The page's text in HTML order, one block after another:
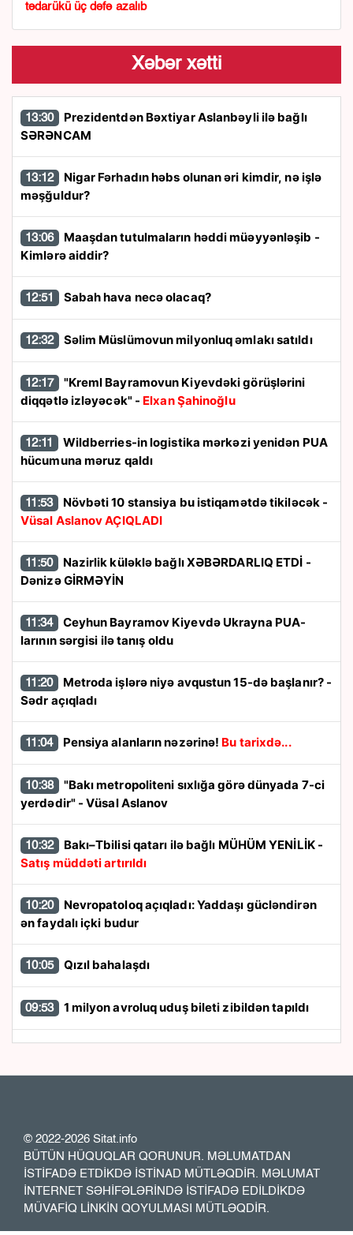
tədarükü üç dəfə azalıb
Xəbər xətti
13:30
SƏRƏNCAM
13:12
məşğuldur?
13:06
Kimlərə aiddir?
12:51 Sabah hava necə olacaq?
12:32 Səlim Müslümovun milyonluq əmlakı satıldı
12:17
diqqətlə izləyəcək" - Elxan Şahinoğlu
12:11
hücumuna məruz qaldı
11:53
Növbəti 10 stansiya bu istiqamətdə tikiləcək -
Vüsal Aslanov AÇIQLADI
11:50
Dənizə GİRMƏYİN
11:34
larının sərgisi ilə tanış oldu
11:20
Sədr açıqladı
11:04 Pensiya alanların nəzərinə! Bu tarixdə...
10:38
yerdədir" - Vüsal Aslanov
10:32
Bakı–Tbilisi qatarı ilə bağlı MÜHÜM YENİLİK -
Satış müddəti artırıldı
10:20
ən faydalı içki budur
10:05 Qızıl bahalaşdı
09:53 1 milyon avroluq uduş bileti zibildən tapıldı
09:30 Sosial media fenomeni canlı yayım zamanı
güllələnərək öldürülüb
09:16 Bakı metrosunda sərnişinlər qatardan
DÜŞÜRÜLDÜLƏR - FOTO - VİDEO
© 2022-2026 Sitat.info
BÜTÜN HÜQUQLAR QORUNUR. MƏLUMATDAN
İSTİFADƏ ETDİKDƏ İSTİNAD MÜTLƏQDİR. MƏLUMAT
İNTERNET SƏHİFƏLƏRİNDƏ İSTİFADƏ EDİLDİKDƏ
MÜVAFİQ LİNKİN QOYULMASI MÜTLƏQDİR.